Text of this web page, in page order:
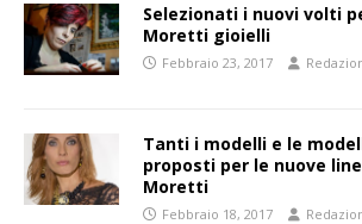
Selezionati i nuovi volti
Moretti gioielli
Febbraio 23, 2017
Tanti i modelli e le
proposti per le nuove
Moretti
Febbraio 18, 2017